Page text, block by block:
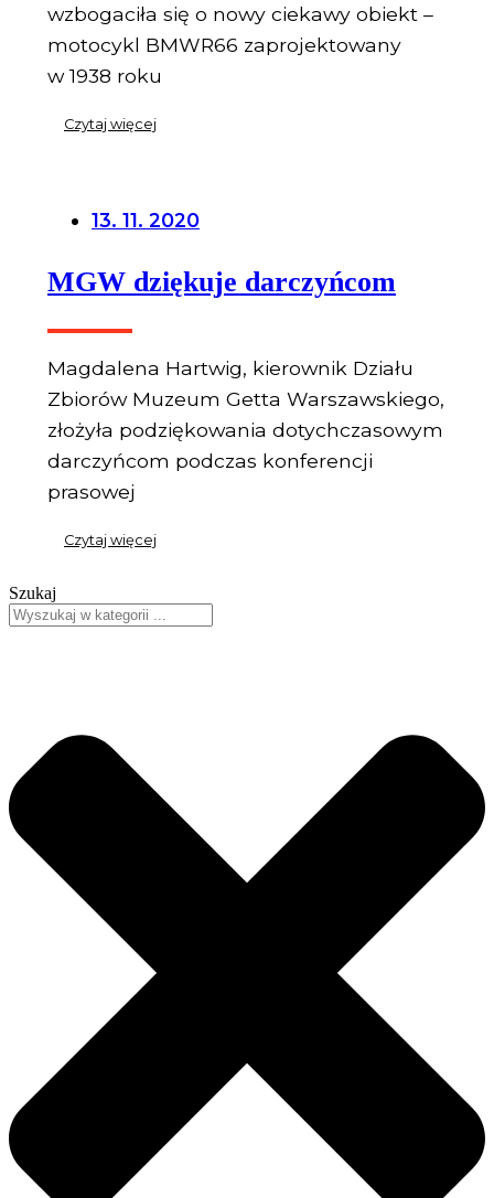
wzbogaciła się o nowy ciekawy obiekt –
motocykl BMWR66 zaprojektowany
w 1938 roku
Czytaj więcej
13. 11. 2020
MGW dziękuje darczyńcom
Magdalena Hartwig, kierownik Działu
Zbiorów Muzeum Getta Warszawskiego,
złożyła podziękowania dotychczasowym
darczyńcom podczas konferencji
prasowej
Czytaj więcej
Szukaj